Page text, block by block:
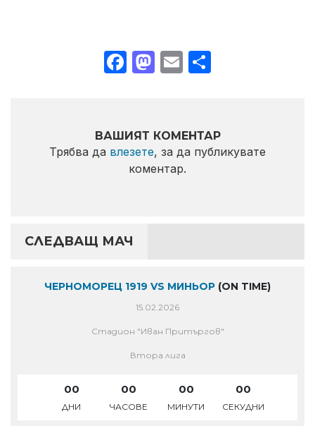
Facebook
Mastodon
Email
ВАШИЯТ КОМЕНТАР
Трябва да влезете, за да публикувате
коментар.
СЛЕДВАЩ МАЧ
ЧЕРНОМОРЕЦ 1919 VS МИНЬОР (ON TIME)
15.02.2026
Стадион "Иван Притъргов"
Втора лига
00
ДНИ
00
ЧАСОВЕ
00
МИНУТИ
00
СЕКУДНИ